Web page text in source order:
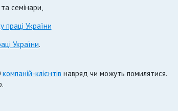
семінари,
праці України
України.
компаній-клієнтів навряд чи можуть помилятися.